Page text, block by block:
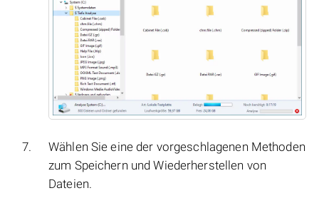
Wählen Sie eine der vorgeschlagenen Methoden
zum Speichern und Wiederherstellen von
Dateien.